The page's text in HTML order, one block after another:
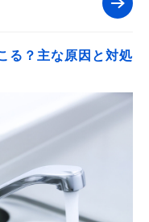
る？主な原因と対処